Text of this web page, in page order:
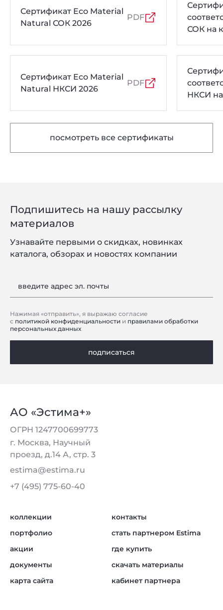
Сертификат Eco Material
Natural СОК 2026
PDF
Сертификат Eco Material
Natural НКСИ 2026
PDF
СОК на
НКСИ
посмотреть все сертификаты
Подпишитесь на нашу рассылку
материалов
Узнавайте первыми о скидках, новинках
каталога, обзорах и новостях компании
введите адрес эл. почты
Нажимая «отправить», я выражаю согласие
с политикой конфиденциальности и правилами обработки
персональных данных
подписаться
АО «Эстима+»
ОГРН 1247700699773
г. Москва, Научный
проезд, д.14 А, стр. 3
estima@estima.ru
+7 (495) 775-60-40
коллекции
портфолио
акции
документы
карта сайта
контакты
стать партнером Estima
где купить
скачать материалы
кабинет партнера